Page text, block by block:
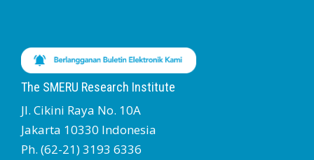
The SMERU Research Institute
Jl. Cikini Raya No. 10A
Jakarta 10330 Indonesia
Ph. (62-21) 3193 6336